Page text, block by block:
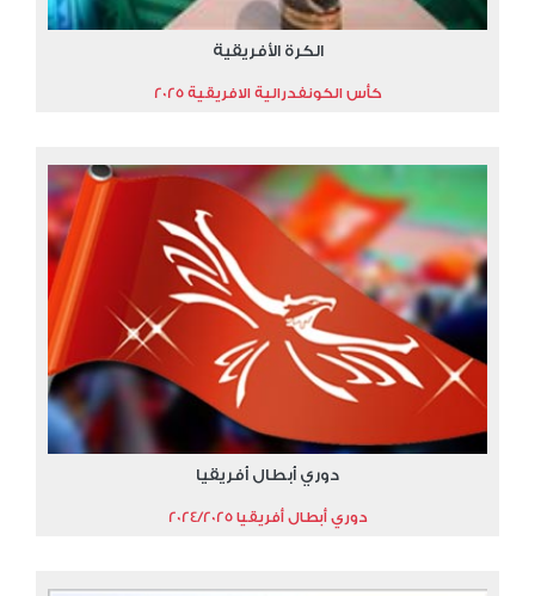
الكرة الأفريقية
كأس الكونفدرالية الافريقية 2025
دوري أبطال أفريقيا
دوري أبطال أفريقيا 2024/2025